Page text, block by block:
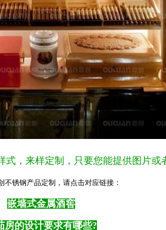
，来样定制，只要您能提供图片或
不锈钢产品定制，请点击对应链接：
嵌墙式金属酒窖
房的设计要求有哪些?